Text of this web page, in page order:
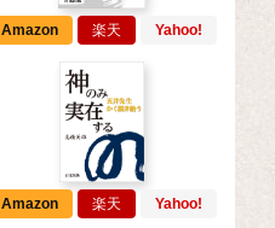
Amazon 楽天 Yahoo!
Amazon 楽天 Yahoo!